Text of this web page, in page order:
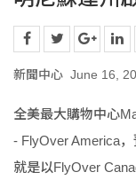
新聞中心 June 16,
全美最大購物中心
- FlyOver America
就是以FlyOver